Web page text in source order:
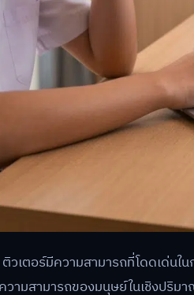
วเตอร์มีความสามารถที่โดดเด่นใ
วามสามารถของมนุษย์ในเชิงปริมา